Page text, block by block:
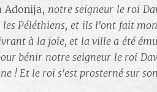
Adonija, notre seigneur le roi
les Péléthiens, et ils l'ont fait
à la joie, et la ville a été
bénir notre seigneur le roi
! Et le roi s'est prosterné sur